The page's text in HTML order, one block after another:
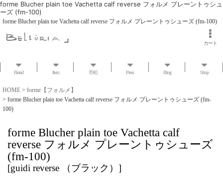
forme Blucher plain toe Vachetta calf reverse フォルメ プレーントゥシュ
ーズ (fm-100)
forme Blucher plain toe Vachetta calf reverse フォルメ プレーントゥシューズ (fm-100)
カート
Brand Item 市松 Press Blog Shop
HOME > forme【フォルメ】
> forme Blucher plain toe Vachetta calf reverse フォルメ プレーントゥシューズ (fm-
100)
forme Blucher plain toe Vachetta calf
reverse フォルメ プレーントゥシューズ
(fm-100)
[guidi reverse （ブラック） ]